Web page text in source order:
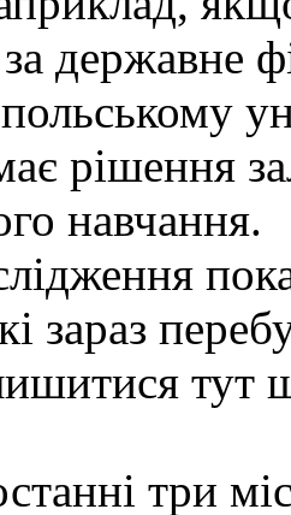
державне
рішення
навчання.
зараз
тут
три